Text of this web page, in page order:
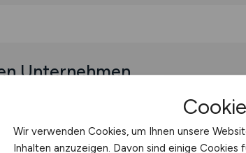
Unternehmen
GmbH Jobs bei F &
Wir verwenden Cookies, um Ihnen unsere
Inhalten anzuzeigen. Davon sind einige